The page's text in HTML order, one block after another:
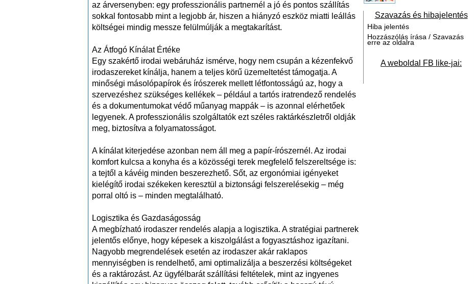
az árversenyben: egy professzionális partnernél a jó és pontos szállítás
sokkal fontosabb mint a legjobb ár, hiszen a hiányzó eszköz miatti leállás
költségei mindig messze felülmúlják a megtakarítást.
Az Átfogó Kínálat Értéke
Egy szakértő irodai webáruház ismérve, hogy nem csupán a kézenfekvő
irodaszereket kínálja, hanem a teljes körű üzemeltetést támogatja. A
minőségi másolópapírok és írószerek mellett létfontosságú az, hogy a
szervezéshez szükséges kellékek – például a tartós iratrendező rendelés
és a dokumentumokat védő műanyag mappák – is azonnal elérhetőek
legyenek. A professzionális szolgáltatók ezt széles raktárkészletről oldják
meg, biztosítva a folyamatosságot.
A kínálat kiterjedése azonban nem áll meg a papír-írószernél. Az irodai
komfort kulcsa a konyha és a közösségi terek megfelelő felszereltsége is:
a tejtől a kávéig minden beszerezhető. Sőt, az ergonómiai igényeket
kielégítő irodai székeken keresztül a biztonsági felszerelésekig – még
porral oltó is – minden megtalálható.
Logisztika és Gazdaságosság
A megbízható irodaszer rendelés alapja a logisztika. A stratégiai partnerek
jelentős előnye, hogy képesek a kiszolgálást a fogyasztáshoz igazítani.
Nagyobb megrendelések esetén az irodaszer akár raklapos
mennyiségben is rendelhető, ami optimalizálja a beszerzési költségeket
és a raktározást. Az ügyfélbarát szállítási feltételek, mint az ingyenes
Szavazás és hibajelentés
Hiba jelentés
Hozzászólás írása / Szavazás
erre az oldalra
A weboldal FB like-jai: